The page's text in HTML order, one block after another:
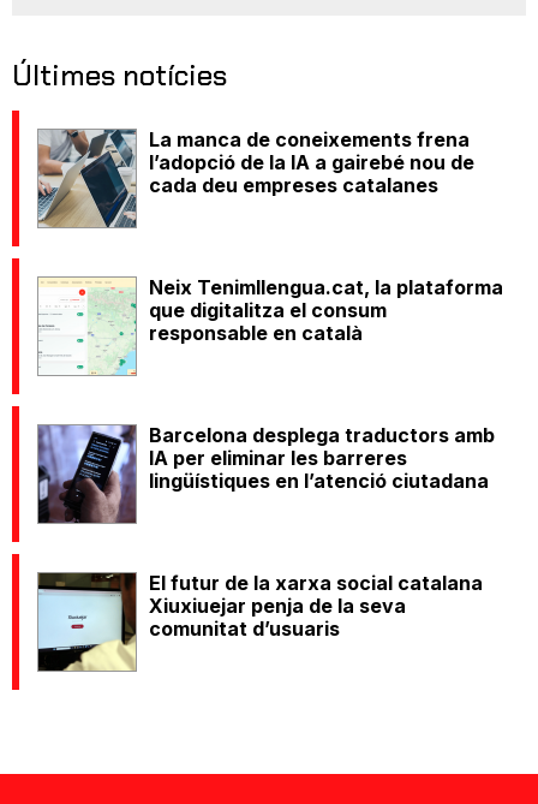
Últimes notícies
La manca de coneixements frena
l’adopció de la IA a gairebé nou de
cada deu empreses catalanes
Neix Tenimllengua.cat, la plataforma
que digitalitza el consum
responsable en català
Barcelona desplega traductors amb
IA per eliminar les barreres
lingüístiques en l’atenció ciutadana
El futur de la xarxa social catalana
Xiuxiuejar penja de la seva
comunitat d’usuaris